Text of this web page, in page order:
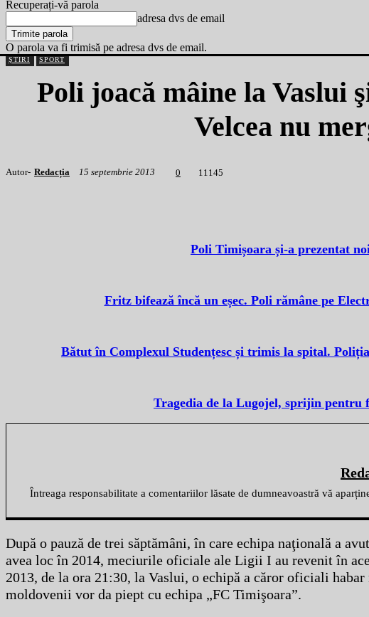
Recuperați-vă parola
adresa dvs de email
O parola va fi trimisă pe adresa dvs de email.
ȘTIRI SPORT
Poli joacă mâine la Vaslui
Velcea nu
Autor- Redacția 15 septembrie 2013 0 1 1145
Poli Timișoara și-a prezentat
Fritz bifează încă un eșec. Poli rămâne pe
Bătut în Complexul Studențesc și trimis la spital.
Tragedia de la Lugojel, sprijin
Întreaga responsabilitate a comentariilor lăsate de dumneavoastră vă
După o pauză de trei săptămâni, în care echipa naţională a
avea loc în 2014, meciurile oficiale ale Ligii I au revenit în
2013, de la ora 21:30, la Vaslui, o echipă a căror oficiali
moldovenii vor da piept cu echipa „FC Timişoara”.